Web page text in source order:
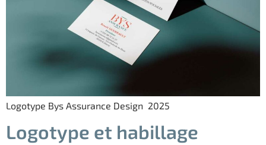
Logotype Bys Assurance Design 2025
Logotype et habillage